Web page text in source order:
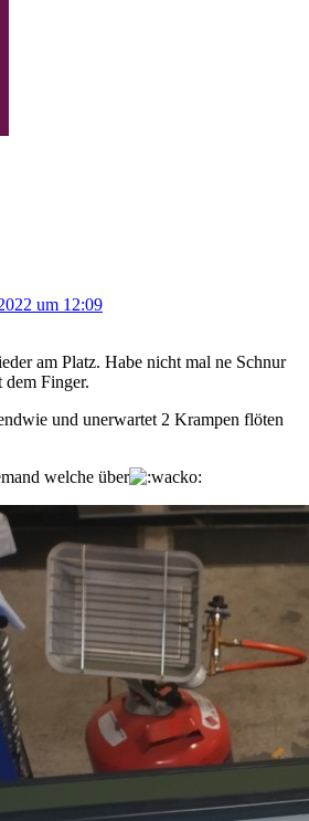
um 12:09
am Platz. Habe nicht mal ne Schnur
dem Finger.
und unerwartet 2 Krampen flöten
welche über